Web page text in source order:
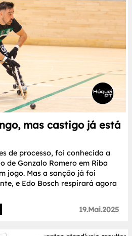
mas castigo já está
de processo, foi conhecida a
de Gonzalo Romero em Riba
jogo. Mas a sanção já foi
e Edo Bosch respirará agora
19.Mai.2025